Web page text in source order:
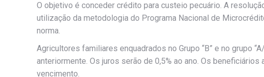
O objetivo é conceder crédito para custeio pecuário. A
utilização da metodologia do Programa Nacional de
norma.
Agricultores familiares enquadrados no Grupo “B” e no grupo
anteriormente. Os juros serão de 0,5% ao ano. Os
vencimento.